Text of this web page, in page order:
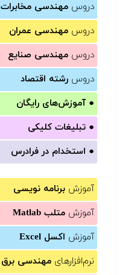
دروس مهندسی مخابرات
دروس مهندسی عمران
دروس مهندسی صنایع
دروس رشته اقتصاد
● آموزش‌های رایگان
● تبلیغات کلیکی
● استخدام در فرادرس
آموزش برنامه نویسی
آموزش متلب Matlab
آموزش اکسل Excel
نرم‌افزارهای مهندسی برق